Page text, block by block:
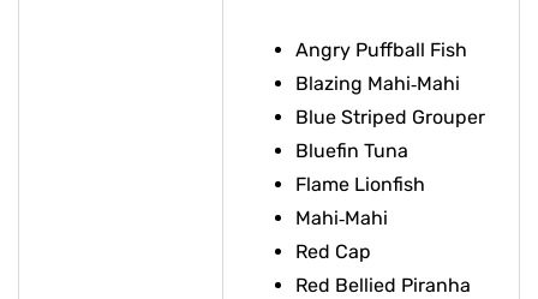
Angry Puffball Fish
Blazing Mahi‑Mahi
Blue Striped Grouper
Bluefin Tuna
Flame Lionfish
Mahi‑Mahi
Red Cap
Red Bellied Piranha